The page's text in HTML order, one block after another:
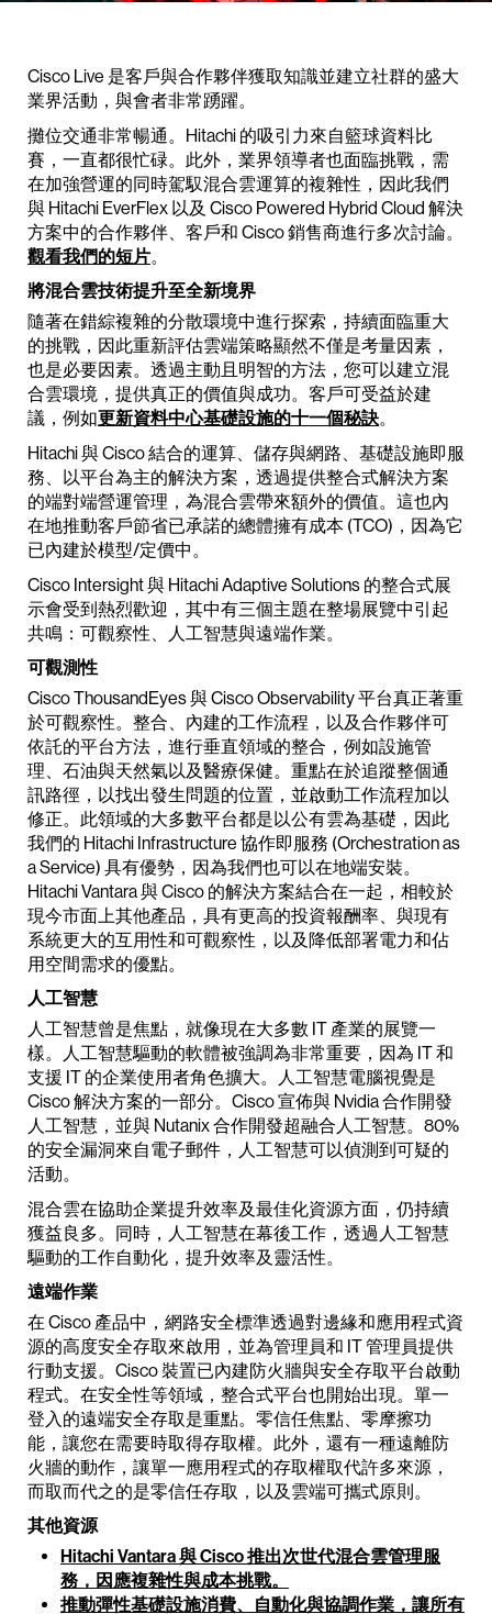
Cisco Live 是客戶與合作夥伴獲取知識並建立社群的盛大
業界活動，與會者非常踴躍。
攤位交通非常暢通。Hitachi 的吸引力來自籃球資料比
賽，一直都很忙碌。此外，業界領導者也面臨挑戰，需
在加強營運的同時駕馭混合雲運算的複雜性，因此我們
與 Hitachi EverFlex 以及 Cisco Powered Hybrid Cloud 解決
方案中的合作夥伴、客戶和 Cisco 銷售商進行多次討論。
觀看我們的短片。
將混合雲技術提升至全新境界
隨著在錯綜複雜的分散環境中進行探索，持續面臨重大
的挑戰，因此重新評估雲端策略顯然不僅是考量因素，
也是必要因素。透過主動且明智的方法，您可以建立混
合雲環境，提供真正的價值與成功。客戶可受益於建
議，例如更新資料中心基礎設施的十一個秘訣。
Hitachi 與 Cisco 結合的運算、儲存與網路、基礎設施即服
務、以平台為主的解決方案，透過提供整合式解決方案
的端對端營運管理，為混合雲帶來額外的價值。這也內
在地推動客戶節省已承諾的總體擁有成本 (TCO)，因為它
已內建於模型/定價中。
Cisco Intersight 與 Hitachi Adaptive Solutions 的整合式展
示會受到熱烈歡迎，其中有三個主題在整場展覽中引起
共鳴：可觀察性、人工智慧與遠端作業。
可觀測性
Cisco ThousandEyes 與 Cisco Observability 平台真正著重
於可觀察性。整合、內建的工作流程，以及合作夥伴可
依託的平台方法，進行垂直領域的整合，例如設施管
理、石油與天然氣以及醫療保健。重點在於追蹤整個通
訊路徑，以找出發生問題的位置，並啟動工作流程加以
修正。此領域的大多數平台都是以公有雲為基礎，因此
我們的 Hitachi Infrastructure 協作即服務 (Orchestration as
a Service) 具有優勢，因為我們也可以在地端安裝。
Hitachi Vantara 與 Cisco 的解決方案結合在一起，相較於
現今市面上其他產品，具有更高的投資報酬率、與現有
系統更大的互用性和可觀察性，以及降低部署電力和佔
用空間需求的優點。
人工智慧
人工智慧曾是焦點，就像現在大多數 IT 產業的展覽一
樣。人工智慧驅動的軟體被強調為非常重要，因為 IT 和
支援 IT 的企業使用者角色擴大。人工智慧電腦視覺是
Cisco 解決方案的一部分。Cisco 宣佈與 Nvidia 合作開發
人工智慧，並與 Nutanix 合作開發超融合人工智慧。80%
的安全漏洞來自電子郵件，人工智慧可以偵測到可疑的
活動。
混合雲在協助企業提升效率及最佳化資源方面，仍持續
獲益良多。同時，人工智慧在幕後工作，透過人工智慧
驅動的工作自動化，提升效率及靈活性。
遠端作業
在 Cisco 產品中，網路安全標準透過對邊緣和應用程式資
源的高度安全存取來啟用，並為管理員和 IT 管理員提供
行動支援。Cisco 裝置已內建防火牆與安全存取平台啟動
程式。在安全性等領域，整合式平台也開始出現。單一
登入的遠端安全存取是重點。零信任焦點、零摩擦功
能，讓您在需要時取得存取權。此外，還有一種遠離防
火牆的動作，讓單一應用程式的存取權取代許多來源，
而取而代之的是零信任存取，以及雲端可攜式原則。
其他資源
Hitachi Vantara 與 Cisco 推出次世代混合雲管理服
務，因應複雜性與成本挑戰。
推動彈性基礎設施消費、自動化與協調作業，讓所有